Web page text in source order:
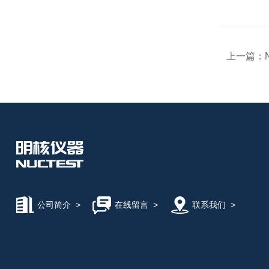
上一篇：
公司简介 > 在线留言> 联系我们 >